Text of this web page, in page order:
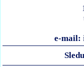
e-mail: